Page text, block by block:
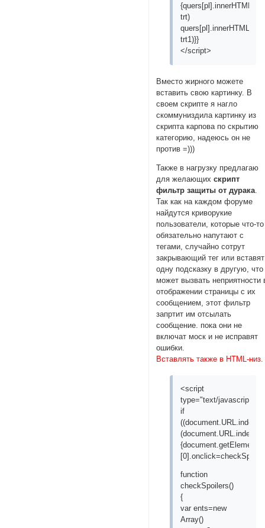
trt)
trt1)}}
</script>
Вместо жирного можете
вставить свою картинку. В
своем скрипте я нагло
скоммуниздила картинку из
скрипта карпова по скрытию
категорию, надеюсь он не
против =)))
Также в нагрузку предлагаю
для желающихскрипт
фильтр защиты от дурака.
Так как на каждом форуме
найдутся криворукие
пользователи, которые что-то
обязательно напутают с
тегами, случайно сотрут
закрывающий тег или вставят
одну подсказку в другую, что
может вызвать неприятности
отображении страницы с их
сообщением, этот фильтр
запртит им отсылать
сообщение. пока они не
включат моск и не исправят
ошибки.
Вставлять также в HTML-низ.
<script
type="text/javascript">
if
function
checkSpoilers()
{
var ents=new
Array()